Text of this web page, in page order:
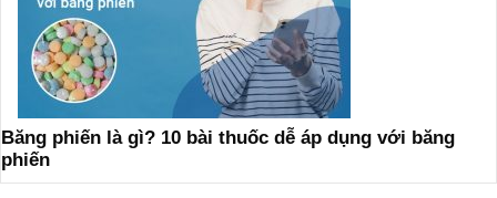
Băng phiến là gì? 10 bài thuốc dễ áp dụng với băng
phiến